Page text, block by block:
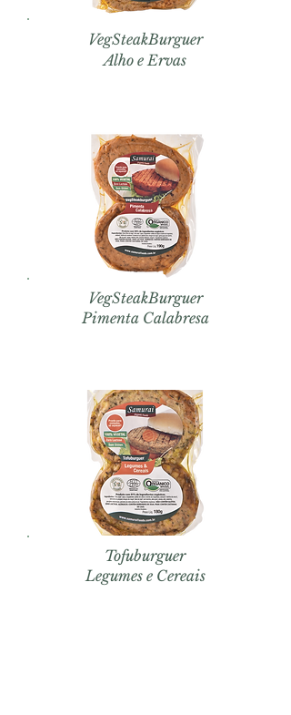
VegSteakBurguer
Alho e Ervas
VegSteakBurguer
Pimenta Calabresa
Tofuburguer
Legumes e Cereais